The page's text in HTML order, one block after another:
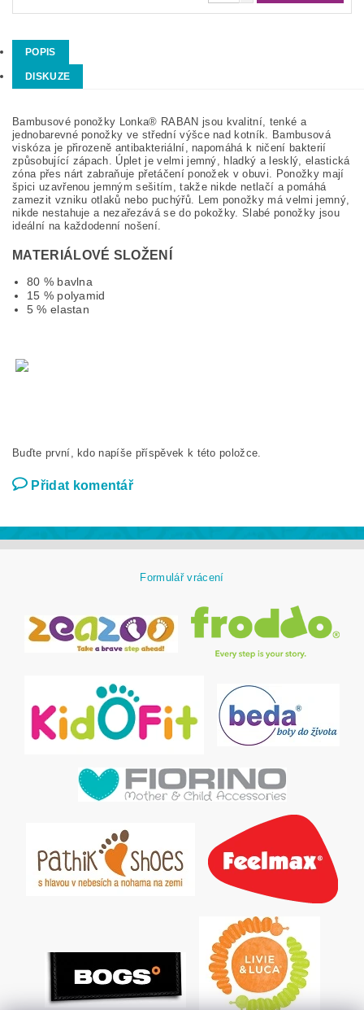
POPIS
DISKUZE
Bambusové ponožky Lonka® RABAN jsou kvalitní, tenké a
jednobarevné ponožky ve střední výšce nad kotník. Bambusová
viskóza je přirozeně antibakteriální, napomáhá k ničení bakterií
způsobující zápach. Úplet je velmi jemný, hladký a lesklý, elastická
zóna přes nárt zabraňuje přetáčení ponožek v obuvi. Ponožky mají
špici uzavřenou jemným sešitím, takže nikde netlačí a pomáhá
zamezit vzniku otlaků nebo puchýřů. Lem ponožky má velmi jemný,
nikde nestahuje a nezařezává se do pokožky. Slabé ponožky jsou
ideální na každodenní nošení.
MATERIÁLOVÉ SLOŽENÍ
80 % bavlna
15 % polyamid
5 % elastan
Buďte první, kdo napíše příspěvek k této položce.
Přidat komentář
Formulář vrácení